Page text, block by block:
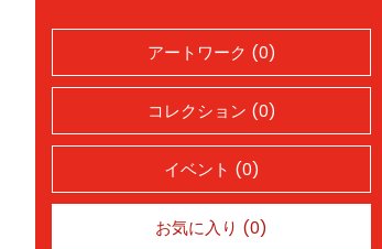
アートワーク (0)
コレクション (0)
イベント (0)
お気に入り (0)